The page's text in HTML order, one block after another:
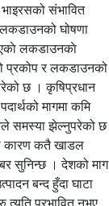
संभावित
घोषणा
लकडाउनकाे
र लकडाउनको
छ । कृषिप्रधान
मागमा कमि
समस्या झेल्नुपरेको छ
कारण कतै खाडल
सुनिन्छ । देशको माग
बन्द हुँदा घाटा